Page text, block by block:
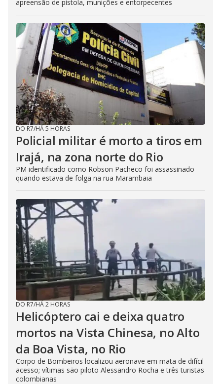
apreensão de pistola, munições e entorpecentes
DO R7/HÁ 5 HORAS
Policial militar é morto a tiros em
Irajá, na zona norte do Rio
PM identificado como Robson Pacheco foi assassinado
quando estava de folga na rua Marambaia
DO R7/HÁ 2 HORAS
Helicóptero cai e deixa quatro
mortos na Vista Chinesa, no Alto
da Boa Vista, no Rio
Corpo de Bombeiros localizou aeronave em mata de difícil
acesso; vítimas são piloto Alessandro Rocha e três turistas
colombianas